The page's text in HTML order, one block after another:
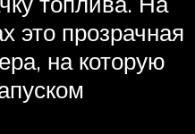
это прозрачная
на которую